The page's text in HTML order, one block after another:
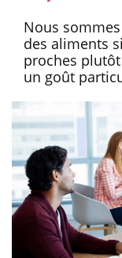
Nous
des aliments
proches
un goût